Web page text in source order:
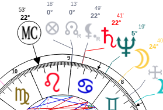
8
9
10
24°
5°
19'
22°
41'
22°
49'
0°
13'
0°
18'
22°
53'